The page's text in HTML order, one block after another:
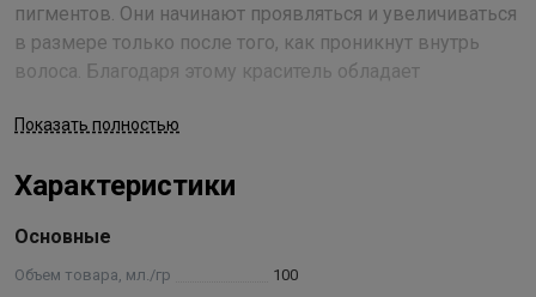
пигментов. Они начинают проявляться и увеличиваться
в размере только после того, как проникнут внутрь
волоса. Благодаря этому краситель обладает
имеет значительно большую окрашивающую силу;
закрепление красящих пигментов в структуре волоса,
насыщенным; хорошо окрашивает даже самые трудно
поддающиеся стареющие волосы с ослабленной
Показать полностью
Характеристики
Основные
Объем товара, мл./гр 100